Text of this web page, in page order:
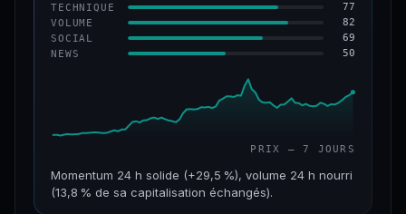
TECHNIQUE 77
VOLUME 82
SOCIAL 69
NEWS 50
PRIX — 7 JOURS
Momentum 24 h solide (+29,5 %), volume 24 h nourri
(13,8 % de sa capitalisation échangés).